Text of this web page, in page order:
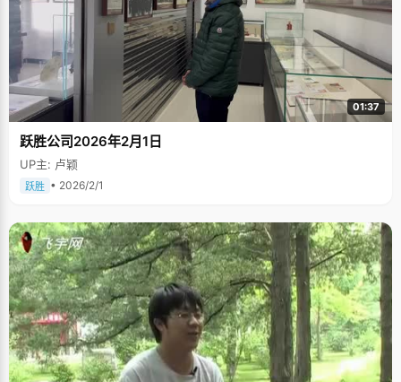
01:37
跃胜公司2026年2月1日
UP主: 卢颖
跃胜 • 2026/2/1